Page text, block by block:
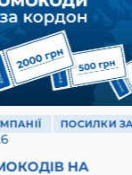
ПОСИЛКИ
НА